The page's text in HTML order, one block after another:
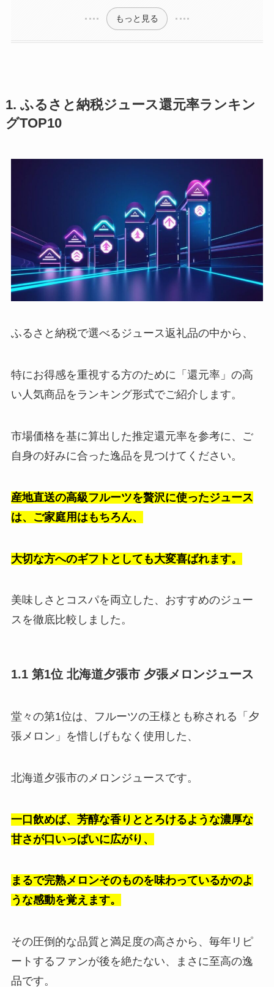
もっと見る
1. ふるさと納税ジュース還元率ランキン
グTOP10
ふるさと納税で選べるジュース返礼品の中から、
特にお得感を重視する方のために「還元率」の高
い人気商品をランキング形式でご紹介します。
市場価格を基に算出した推定還元率を参考に、ご
自身の好みに合った逸品を見つけてください。
産地直送の高級フルーツを贅沢に使ったジュース
は、ご家庭用はもちろん、
大切な方へのギフトとしても大変喜ばれます。
美味しさとコスパを両立した、おすすめのジュー
スを徹底比較しました。
1.1 第1位 北海道夕張市 夕張メロンジュース
堂々の第1位は、フルーツの王様とも称される「夕
張メロン」を惜しげもなく使用した、
北海道夕張市のメロンジュースです。
一口飲めば、芳醇な香りととろけるような濃厚な
甘さが口いっぱいに広がり、
まるで完熟メロンそのものを味わっているかのよ
うな感動を覚えます。
その圧倒的な品質と満足度の高さから、毎年リピ
ートするファンが後を絶たない、まさに至高の逸
品です。